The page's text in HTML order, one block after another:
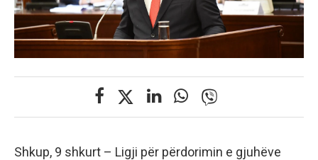
Shkup, 9 shkurt – Ligji për përdorimin e gjuhëve